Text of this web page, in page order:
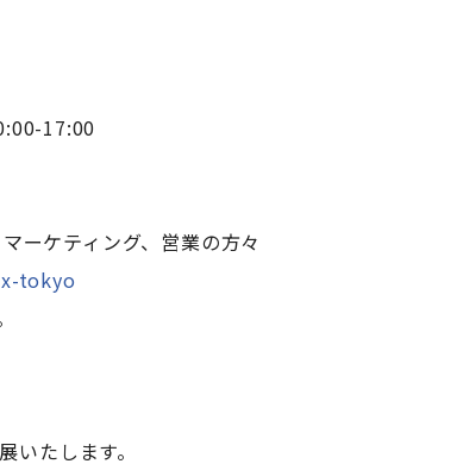
17:00
ーケティング、営業の方々
tokyo
いたします。